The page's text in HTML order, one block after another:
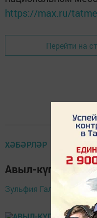
https://max.ru/
Перейти на
ХӘБӘРЛӘР
Авыл-
Зульфия Галиуллина,
8